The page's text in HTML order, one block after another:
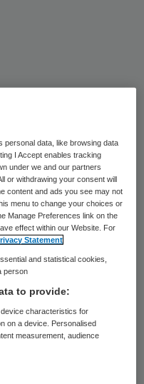
zelf een
voor Oekraïners,
nauwelijks meer
aannemen. Dat
de stad na een
uit het
Er was al
een
personal data, like browsing data
I Accept enables tracking
under we and our partners
or withdrawing your consent will
content and ads you see may not
menu to change your choices or
Manage Preferences link on the
effect within our Website. For
Statement
and statistical cookies,
person
to provide:
characteristics for
on a device. Personalised
measurement, audience